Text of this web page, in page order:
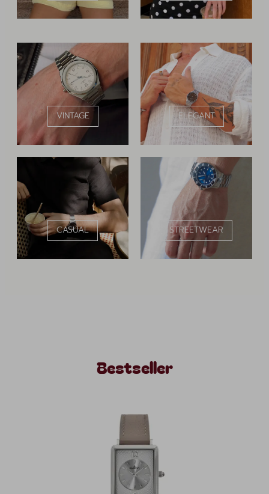
VINTAGE ELEGANT
CASUAL STREETWEAR
Bestseller